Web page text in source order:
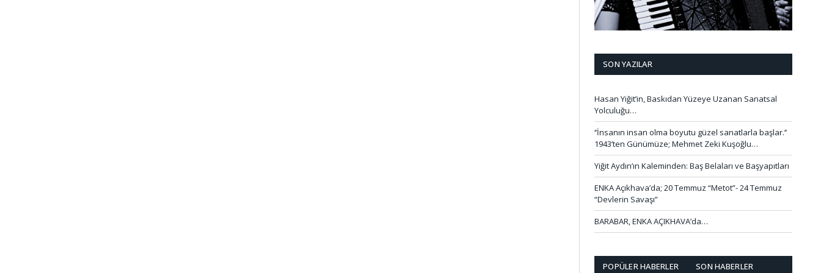
SON YAZILAR
Hasan Yiğit’in, Baskıdan Yüzeye Uzanan Sanatsal
Yolculuğu…
‘’İnsanın insan olma boyutu güzel sanatlarla başlar.’’
1943’ten Günümüze; Mehmet Zeki Kuşoğlu…
Yiğit Aydın’ın Kaleminden: Baş Belaları ve Başyapıtları
ENKA Açıkhava’da; 20 Temmuz “Metot”- 24 Temmuz
“Devlerin Savaşı”
BARABAR, ENKA AÇIKHAVA’da…
POPÜLER HABERLER SON HABERLER